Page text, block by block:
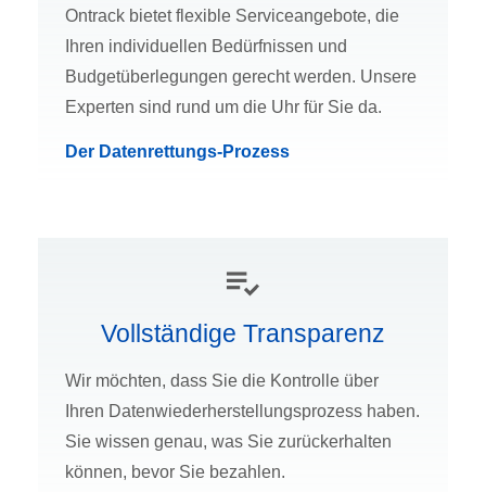
Ontrack bietet flexible Serviceangebote, die
Ihren individuellen Bedürfnissen und
Budgetüberlegungen gerecht werden. Unsere
Experten sind rund um die Uhr für Sie da.
Der Datenrettungs-Prozess
Vollständige Transparenz
Wir möchten, dass Sie die Kontrolle über
Ihren Datenwiederherstellungsprozess haben.
Sie wissen genau, was Sie zurückerhalten
können, bevor Sie bezahlen.